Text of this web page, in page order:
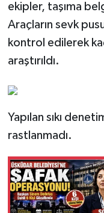
ekipler, taşıma
Araçların sevk
kontrol edilerek
araştırıldı.
Yapılan sıkı
rastlanmadı.